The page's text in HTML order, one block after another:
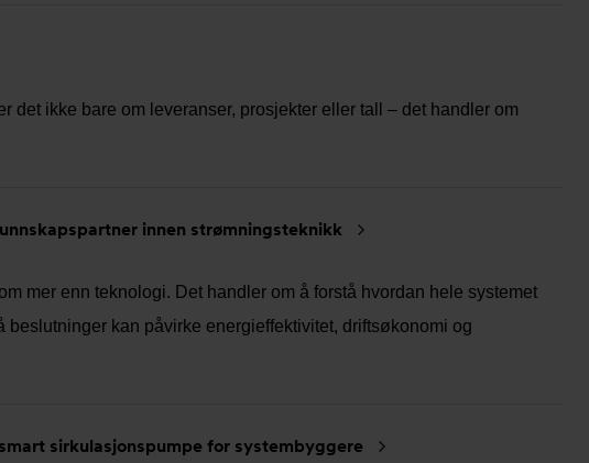
det ikke bare om leveranser, prosjekter eller tall – det handler om
innen strømningsteknikk
mer enn teknologi. Det handler om å forstå hvordan hele systemet
beslutninger kan påvirke energieffektivitet, driftsøkonomi og
sirkulasjonspumpe for systembyggere